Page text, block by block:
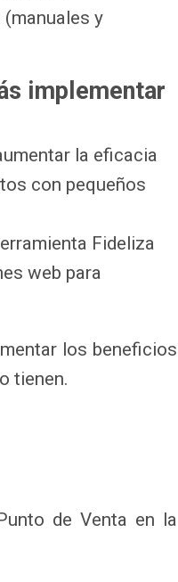
y
implementar
la eficacia
con pequeños
Fideliza
web para
los beneficios
tienen.
de Venta en la